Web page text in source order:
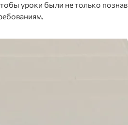
уроки были не только